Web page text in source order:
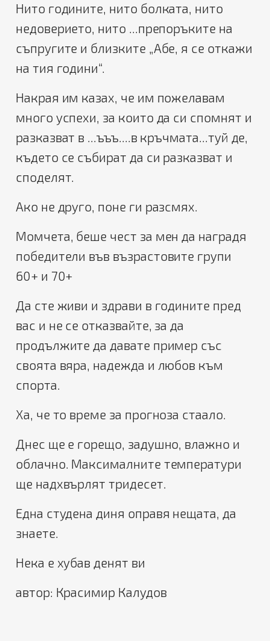
Нито годините, нито болката, нито
недоверието, нито ...препоръките на
съпругите и близките „Абе, я се откажи
на тия години“.
Накрая им казах, че им пожелавам
много успехи, за които да си спомнят и
разказват в ...ъъъ....в кръчмата...туй де,
където се събират да си разказват и
споделят.
Ако не друго, поне ги разсмях.
Момчета, беше чест за мен да наградя
победители във възрастовите групи
60+ и 70+
Да сте живи и здрави в годините пред
вас и не се отказвайте, за да
продължите да давате пример със
своята вяра, надежда и любов към
спорта.
Ха, че то време за прогноза стаало.
Днес ще е горещо, задушно, влажно и
облачно. Максималните температури
ще надхвърлят тридесет.
Една студена диня оправя нещата, да
знаете.
Нека е хубав денят ви
автор: Красимир Калудов